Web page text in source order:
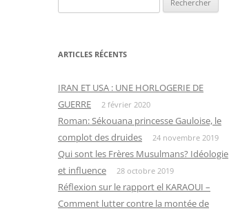
ARTICLES RÉCENTS
IRAN ET USA : UNE HORLOGERIE DE
GUERRE
2 février 2020
Roman: Sékouana princesse Gauloise, le
complot des druides
24 novembre 2019
Qui sont les Frères Musulmans? Idéologie
et influence
28 octobre 2019
Réflexion sur le rapport el KARAOUI –
Comment lutter contre la montée de